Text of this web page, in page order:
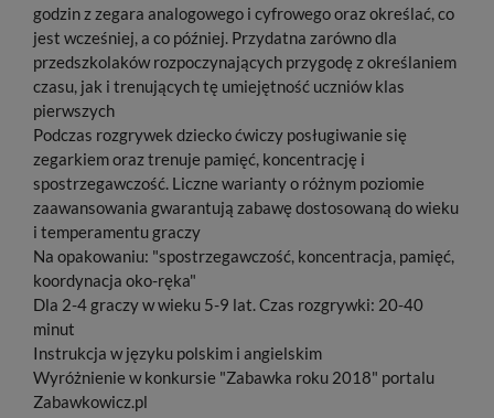
godzin z zegara analogowego i cyfrowego oraz określać, co
jest wcześniej, a co później. Przydatna zarówno dla
przedszkolaków rozpoczynających przygodę z określaniem
czasu, jak i trenujących tę umiejętność uczniów klas
pierwszych
Podczas rozgrywek dziecko ćwiczy posługiwanie się
zegarkiem oraz trenuje pamięć, koncentrację i
spostrzegawczość. Liczne warianty o różnym poziomie
zaawansowania gwarantują zabawę dostosowaną do wieku
i temperamentu graczy
Na opakowaniu: "spostrzegawczość, koncentracja, pamięć,
koordynacja oko-ręka"
Dla 2-4 graczy w wieku 5-9 lat. Czas rozgrywki: 20-40
minut
Instrukcja w języku polskim i angielskim
Wyróżnienie w konkursie "Zabawka roku 2018" portalu
Zabawkowicz.pl